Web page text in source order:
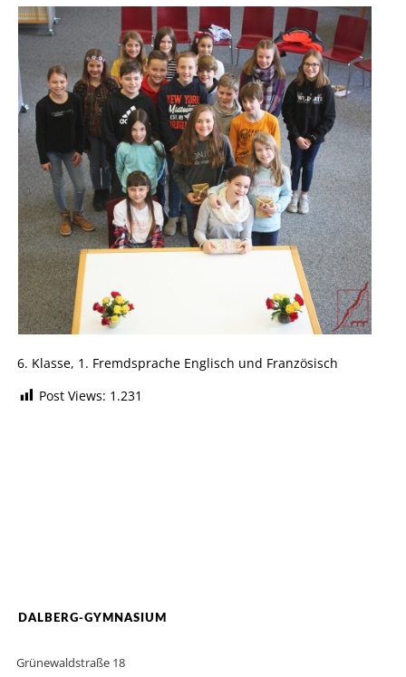
6. Klasse, 1. Fremdsprache Englisch und Französisch
Post Views: 1.231
DALBERG-GYMNASIUM
Grünewaldstraße 18